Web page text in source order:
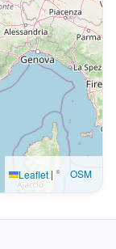
Leaflet | © OSM